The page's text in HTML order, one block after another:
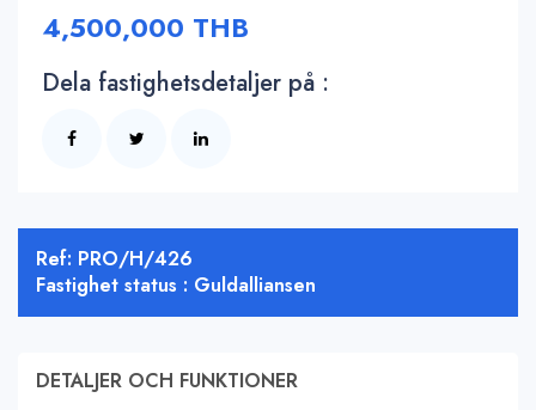
4,500,000 THB
Dela fastighetsdetaljer på :
Ref: PRO/H/426
Fastighet status : Guldalliansen
DETALJER OCH FUNKTIONER